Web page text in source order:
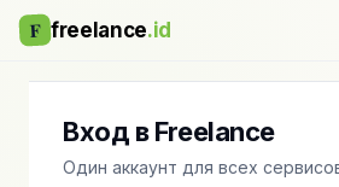
F freelance.id
Вход в Freelance
Один аккаунт для всех